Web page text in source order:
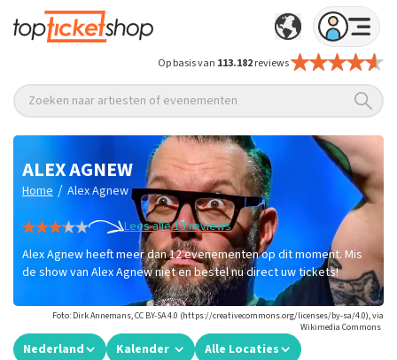
Op basis van 113.182reviews
Zoeken naar artiesten of evenementen
ALEX AGNEW
Home / Alex Agnew
Lees alle 13 reviews
Alex Agnew heeft meer dan 12 evenementen op dit moment. Mis
de show van Alex Agnew niet en bestel nu direct uw tickets!
Foto: Dirk Annemans, CC BY-SA 4.0 (https://creativecommons.org/licenses/by-sa/4.0), via
Wikimedia Commons
Nederland Kalender Alle Locaties